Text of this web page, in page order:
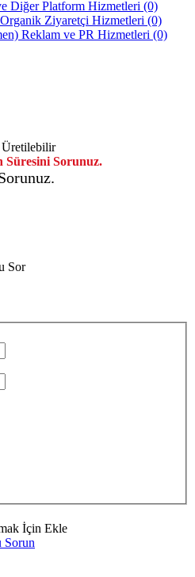
Diğer Platform Hizmetleri (0)
Ziyaretçi Hizmetleri (0)
Reklam ve PR Hizmetleri (0)
Üretilebilir
Süresini Sorunuz.
Sor
İçin Ekle
Sorun